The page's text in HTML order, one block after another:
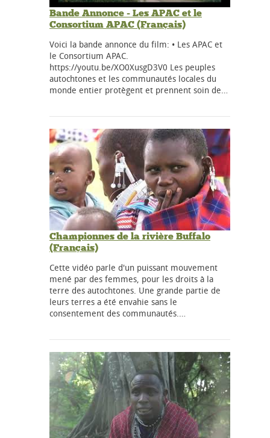
Bande Annonce - Les APAC et le
Consortium APAC (Français)
Voici la bande annonce du film: • Les APAC et
le Consortium APAC.
https://youtu.be/XO0XusgD3V0 Les peuples
autochtones et les communautés locales du
monde entier protègent et prennent soin de…
Championnes de la rivière Buffalo
(Français)
Cette vidéo parle d'un puissant mouvement
mené par des femmes, pour les droits à la
terre des autochtones. Une grande partie de
leurs terres a été envahie sans le
consentement des communautés.…